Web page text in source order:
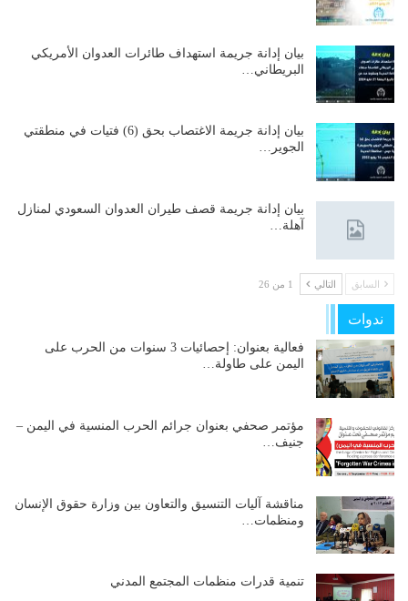
بيان إدانة جريمة استهداف طائرات العدوان الأمريكي
البريطاني…
بيان إدانة جريمة الاغتصاب بحق (6) فتيات في منطقتي
الجوير…
بيان إدانة جريمة قصف طيران العدوان السعودي لمنازل
آهلة…
السابق التالي 1 من 26
ندوات
فعالية بعنوان: إحصائيات 3 سنوات من الحرب على
اليمن على طاولة…
مؤتمر صحفي بعنوان جرائم الحرب المنسية في اليمن –
جنيف…
مناقشة آليات التنسيق والتعاون بين وزارة حقوق الإنسان
ومنظمات…
تنمية قدرات منظمات المجتمع المدني